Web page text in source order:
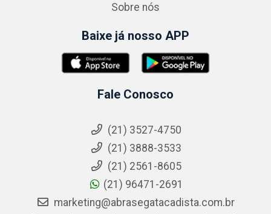
Sobre nós
Baixe já nosso APP
Fale Conosco
(21) 3527-4750
(21) 3888-3533
(21) 2561-8605
(21) 96471-2691
marketing@abrasegatacadista.com.br